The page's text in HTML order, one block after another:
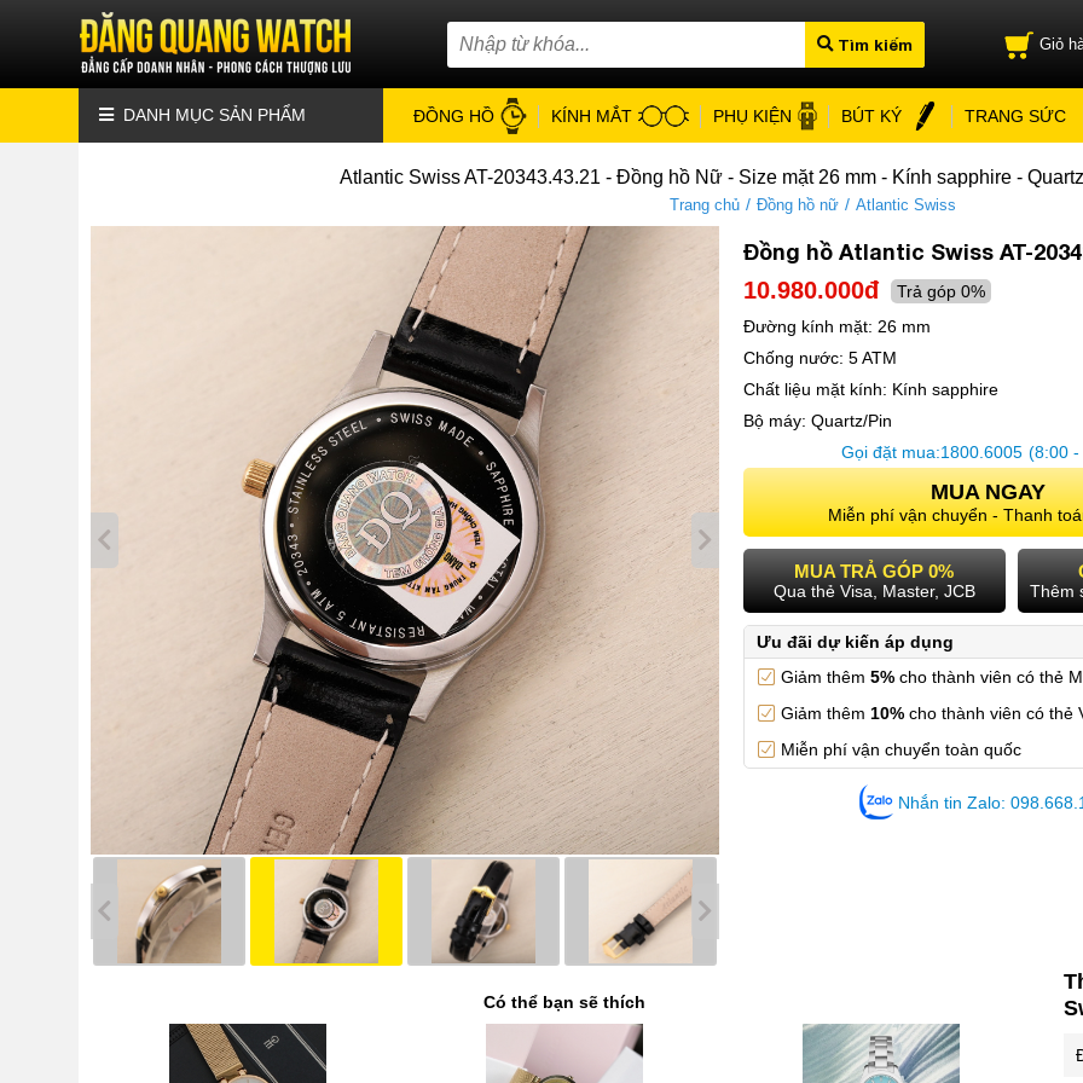
Tìm kiếm Giỏ
DANH MỤC SẢN PHẨM ĐỒNG HỒ KÍNH MẮT PHỤ KIỆN BÚT KÝ TRANG SỨC
Atlantic Swiss AT-20343.43.21 - Đồng hồ Nữ - Size mặt 26 mm - Kính sapphire -
Trang chủ / Đồng hồ nữ / Atlantic Swiss
Đồng hồ Atlantic Swiss AT-
10.980.000đ
Trả góp 0%
Đường kính mặt: 26 mm
Chống nước: 5 ATM
Chất liệu mặt kính: Kính sapphire
Bộ máy: Quartz/Pin
Gọi đặt mua:1800.6005 (8:00 -
MUA NGAY
Miễn phí vận chuyển - Thanh
MUA TRẢ GÓP 0%
Qua thẻ Visa, Master, JCB Thêm
Ưu đãi dự kiến áp dụng
Giảm thêm 5%cho thành viên có thẻ
Giảm thêm 10%cho thành viên có thẻ
Miễn phí vận chuyển toàn quốc
Nhắn tin Zalo:
Có thể bạn sẽ thích